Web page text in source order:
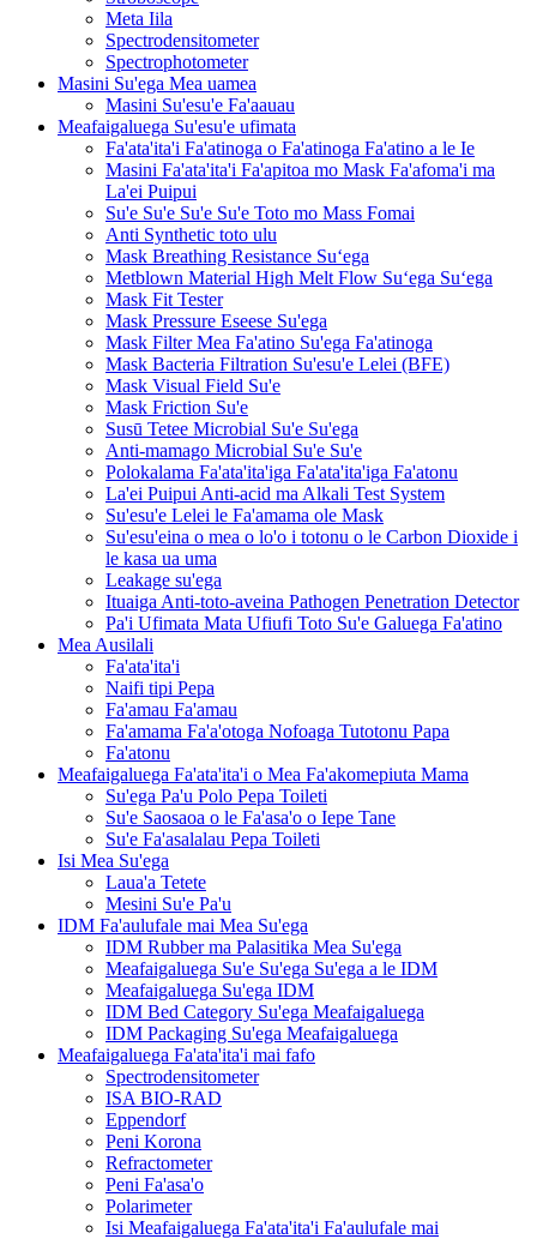
Meta Iila
Spectrodensitometer
Spectrophotometer
Masini Su'ega Mea uamea
Masini Su'esu'e Fa'aauau
Meafaigaluega Su'esu'e ufimata
Fa'ata'ita'i Fa'atinoga o Fa'atinoga Fa'atino a le Ie
Masini Fa'ata'ita'i Fa'apitoa mo Mask Fa'afoma'i ma
La'ei Puipui
Su'e Su'e Su'e Su'e Toto mo Mass Fomai
Anti Synthetic toto ulu
Mask Breathing Resistance Suʻega
Metblown Material High Melt Flow Suʻega Suʻega
Mask Fit Tester
Mask Pressure Eseese Su'ega
Mask Filter Mea Fa'atino Su'ega Fa'atinoga
Mask Bacteria Filtration Su'esu'e Lelei (BFE)
Mask Visual Field Su'e
Mask Friction Su'e
Susū Tetee Microbial Su'e Su'ega
Anti-mamago Microbial Su'e Su'e
Polokalama Fa'ata'ita'iga Fa'ata'ita'iga Fa'atonu
La'ei Puipui Anti-acid ma Alkali Test System
Su'esu'e Lelei le Fa'amama ole Mask
Su'esu'eina o mea o lo'o i totonu o le Carbon Dioxide i
le kasa ua uma
Leakage su'ega
Ituaiga Anti-toto-aveina Pathogen Penetration Detector
Pa'i Ufimata Mata Ufiufi Toto Su'e Galuega Fa'atino
Mea Ausilali
Fa'ata'ita'i
Naifi tipi Pepa
Fa'amau Fa'amau
Fa'amama Fa'a'otoga Nofoaga Tutotonu Papa
Fa'atonu
Meafaigaluega Fa'ata'ita'i o Mea Fa'akomepiuta Mama
Su'ega Pa'u Polo Pepa Toileti
Su'e Saosaoa o le Fa'asa'o o Iepe Tane
Su'e Fa'asalalau Pepa Toileti
Isi Mea Su'ega
Laua'a Tetete
Mesini Su'e Pa'u
IDM Fa'aulufale mai Mea Su'ega
IDM Rubber ma Palasitika Mea Su'ega
Meafaigaluega Su'e Su'ega Su'ega a le IDM
Meafaigaluega Su'ega IDM
IDM Bed Category Su'ega Meafaigaluega
IDM Packaging Su'ega Meafaigaluega
Meafaigaluega Fa'ata'ita'i mai fafo
Spectrodensitometer
ISA BIO-RAD
Eppendorf
Peni Korona
Refractometer
Peni Fa'asa'o
Polarimeter
Isi Meafaigaluega Fa'ata'ita'i Fa'aulufale mai